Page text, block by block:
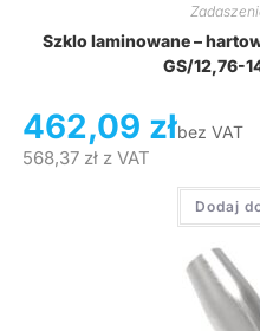
Szklo laminowane –
GS/12,76-
462,09 złbez VAT
568,37 złz VAT
Dodaj